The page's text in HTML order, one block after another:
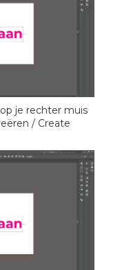
je rechter muis
/ Create